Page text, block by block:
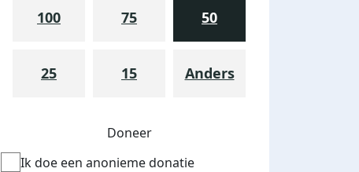
100 75 50
25 15 Anders
Doneer
Ik doe een anonieme donatie